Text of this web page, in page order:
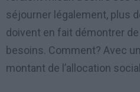
séjourner légalement, plus
doivent en fait démontrer
besoins. Comment? Avec
montant de l’allocation